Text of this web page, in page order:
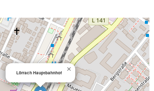
Lörrach Hauptbahnhof ×